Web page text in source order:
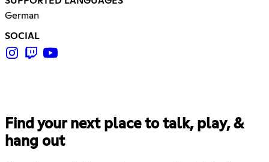
German
SOCIAL
Find your next place to talk, play, &
hang out